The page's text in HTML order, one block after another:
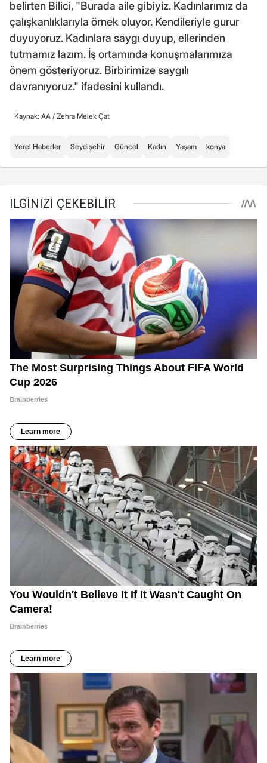
belirten Bilici, "Burada aile gibiyiz. Kadınlarımız da
çalışkanlıklarıyla örnek oluyor. Kendileriyle gurur
duyuyoruz. Kadınlara saygı duyup, ellerinden
tutmamız lazım. İş ortamında konuşmalarımıza
önem gösteriyoruz. Birbirimize saygılı
davranıyoruz." ifadesini kullandı.
Kaynak: AA / Zehra Melek Çat
Yerel Haberler Seydişehir Güncel Kadın Yaşam konya